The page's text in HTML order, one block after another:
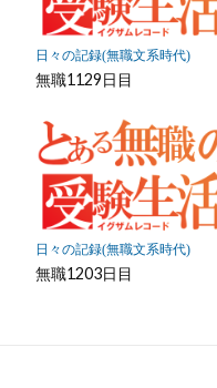
日々の記録(無職文系時代)
無職1129日目
日々の記録(無職文系時代)
無職1203日目